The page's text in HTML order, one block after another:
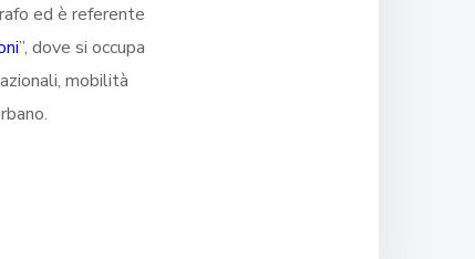
ed è referente
”, dove si occupa
mobilità